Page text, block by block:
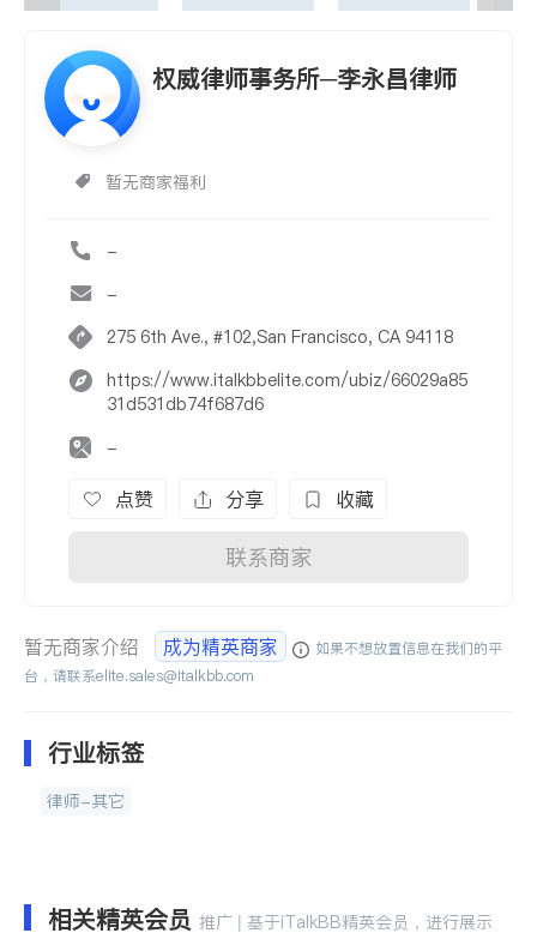
权威律师事务所─李永昌律师
暂无商家福利
-
-
275 6th Ave., #102,San Francisco, CA 94118
https://www.italkbbelite.com/ubiz/66029a85
31d531db74f687d6
-
点赞 分享 收藏
联系商家
暂无商家介绍 成为精英商家
如果不想放置信息在我们的平
台，请联系elite.sales@italkbb.com
行业标签
律师-其它
相关精英会员 推广 | 基于iTalkBB精英会员，进行展示